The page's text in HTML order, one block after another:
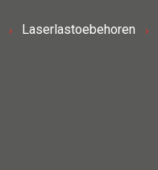
Laserlastoebehoren